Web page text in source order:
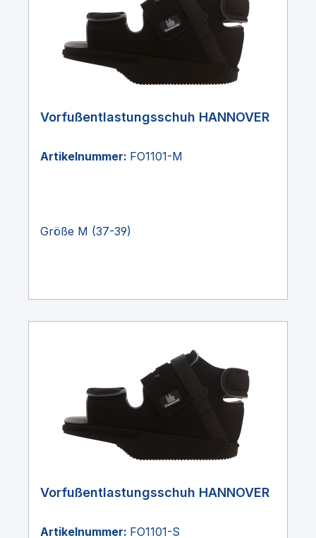
Vorfußentlastungsschuh HANNOVER
Artikelnummer: FO1101-M
Größe M (37-39)
Vorfußentlastungsschuh HANNOVER
Artikelnummer: FO1101-S